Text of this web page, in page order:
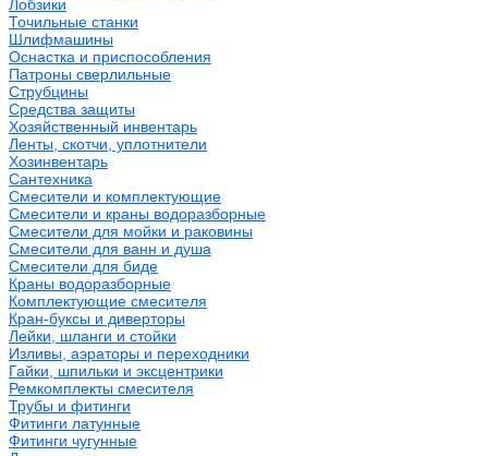
Лобзики
Точильные станки
Шлифмашины
Оснастка и приспособления
Патроны сверлильные
Струбцины
Средства защиты
Хозяйственный инвентарь
Ленты, скотчи, уплотнители
Хозинвентарь
Сантехника
Смесители и комплектующие
Смесители и краны водоразборные
Смесители для мойки и раковины
Смесители для ванн и душа
Смесители для биде
Краны водоразборные
Комплектующие смесителя
Кран-буксы и диверторы
Лейки, шланги и стойки
Изливы, аэраторы и переходники
Гайки, шпильки и эксцентрики
Ремкомплекты смесителя
Трубы и фитинги
Фитинги латунные
Фитинги чугунные